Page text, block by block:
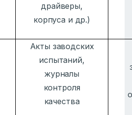
драйверы,
корпуса и др.)
Акты заводских
испытаний,
журналы
контроля
качества